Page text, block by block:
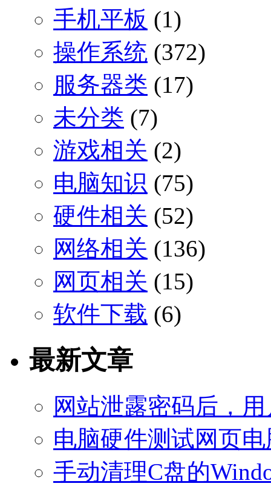
手机平板 (1)
操作系统 (372)
服务器类 (17)
未分类 (7)
游戏相关 (2)
电脑知识 (75)
硬件相关 (52)
网络相关 (136)
网页相关 (15)
软件下载 (6)
最新文章
网站泄露密码后，
电脑硬件测试网页
手动清理C盘的